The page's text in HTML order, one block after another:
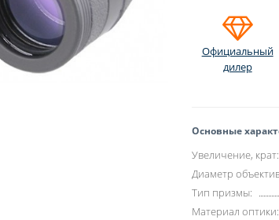
Официальный
дилер
Основные
Увеличение, крат:
Диаметр
Тип призмы:
Материал оптики: